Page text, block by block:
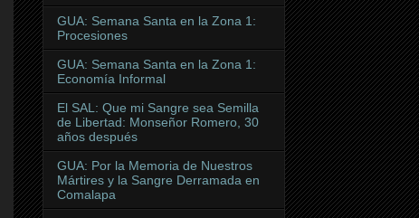
GUA: Semana Santa en la Zona 1:
Procesiones
GUA: Semana Santa en la Zona 1:
Economía Informal
El SAL: Que mi Sangre sea Semilla
de Libertad: Monseñor Romero, 30
años después
GUA: Por la Memoria de Nuestros
Mártires y la Sangre Derramada en
Comalapa